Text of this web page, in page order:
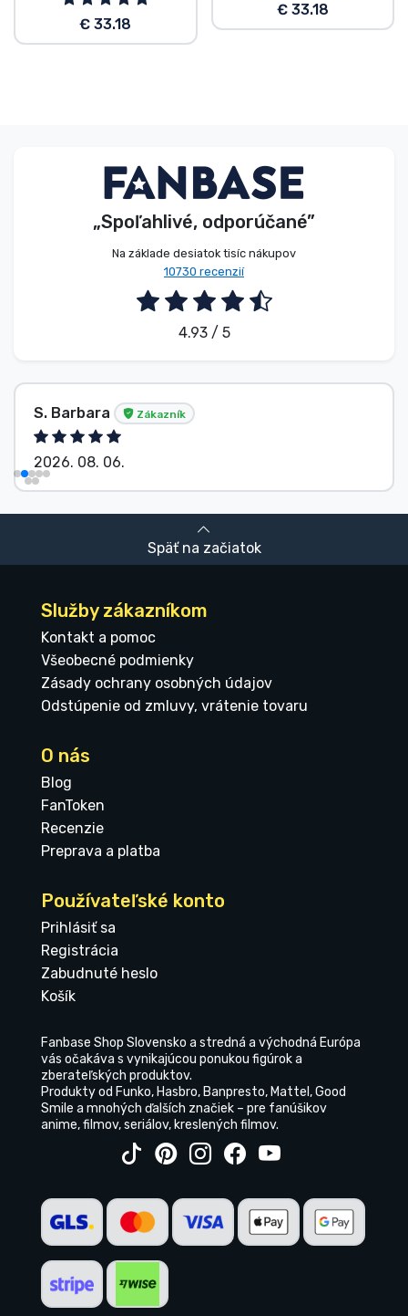
€ 33.18
€ 33.18
„Spoľahlivé, odporúčané”
Na základe desiatok tisíc nákupov
10730 recenzií
4.93 / 5
S. Barbara Zákazník
2026. 08. 06.
Späť na začiatok
Služby zákazníkom
Kontakt a pomoc
Všeobecné podmienky
Zásady ochrany osobných údajov
Odstúpenie od zmluvy, vrátenie tovaru
O nás
Blog
FanToken
Recenzie
Preprava a platba
Používateľské konto
Prihlásiť sa
Registrácia
Zabudnuté heslo
Košík
Fanbase Shop Slovensko a stredná a východná Európa
vás očakáva s vynikajúcou ponukou figúrok a
zberateľských produktov.
Produkty od Funko, Hasbro, Banpresto, Mattel, Good
Smile a mnohých ďalších značiek – pre fanúšikov
anime, filmov, seriálov, kreslených filmov.